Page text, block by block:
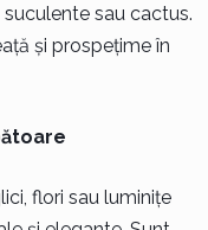
sau cactus.
și prospețime în
flori sau luminițe